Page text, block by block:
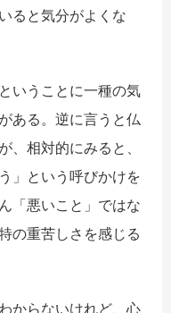
ると気分がよくな
いうことに一種の気
ある。逆に言うと仏
、相対的にみると、
」という呼びかけを
「悪いこと」ではな
の重苦しさを感じる
からないけれど、心